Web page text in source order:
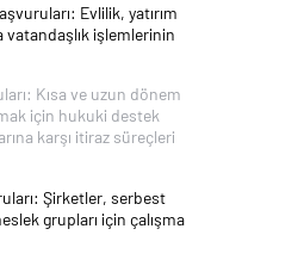
Evlilik, yatırım
vatandaşlık işlemlerinin
Kısa ve uzun dönem
için hukuki destek
karşı itiraz süreçleri
Şirketler, serbest
grupları için çalışma